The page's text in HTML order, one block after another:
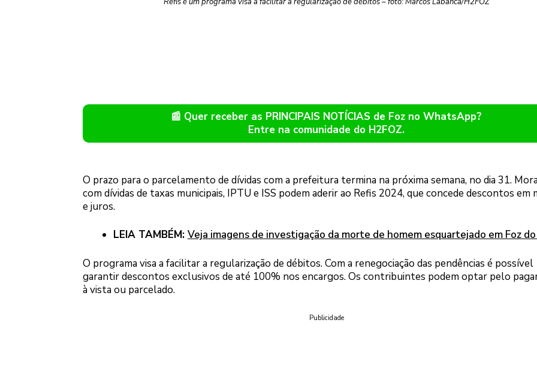
📰 Quer receber as PRINCIPAIS NOTÍCIAS de Foz no WhatsApp?
Entre na comunidade do H2FOZ.
O prazo para o parcelamento de dívidas com a prefeitura termina na próxima semana, no dia 31.
com dívidas de taxas municipais, IPTU e ISS podem aderir ao Refis 2024, que concede descontos em
e juros.
LEIA TAMBÉM: Veja imagens de investigação da morte de homem esquartejado em Foz do
O programa visa a facilitar a regularização de débitos. Com a renegociação das pendências é possível
garantir descontos exclusivos de até 100% nos encargos. Os contribuintes podem optar pelo
à vista ou parcelado.
Publicidade